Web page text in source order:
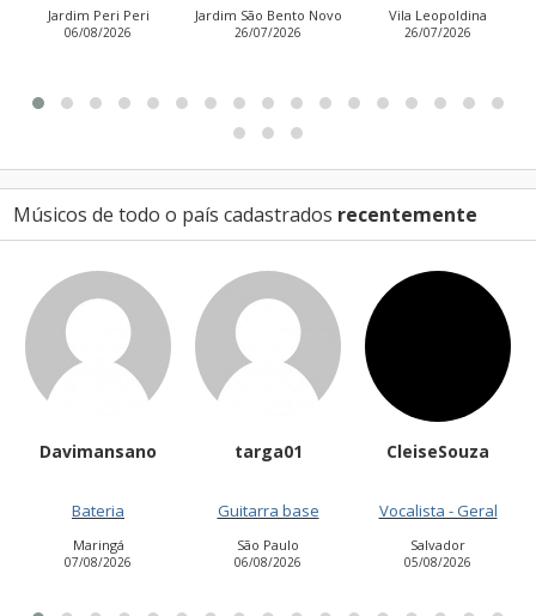
Jardim São Bento Novo
26/07/2026
Vila Leopoldina
26/07/2026
Jardim Aurora
Leste)
Músicos de todo o país cadastrados recentemente
Bateria
07/08/2026
targa01
Guitarra base
São Paulo
06/08/2026
CleiseSouza
Vocalista - Geral
Salvador
05/08/2026